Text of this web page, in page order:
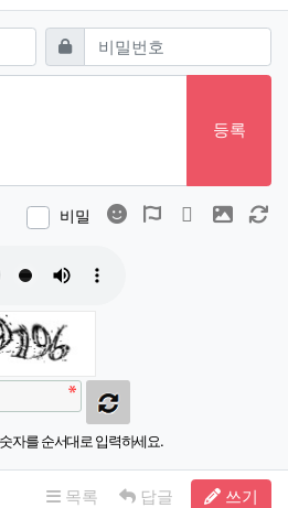
비밀번호필수
등록
비밀 이모티콘폰트어썸
동영상 이미지
자를 순서대로 입력하세요.
목록 답글 쓰기